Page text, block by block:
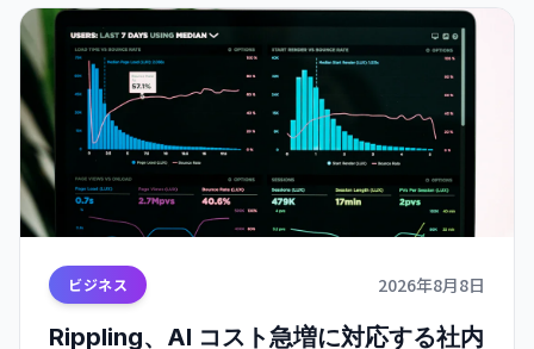
ビジネス 2026年8月8日
Rippling、AI コスト急増に対応する社内